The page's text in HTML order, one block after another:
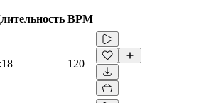
BPM
120